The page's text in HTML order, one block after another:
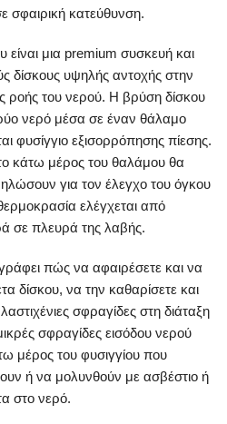
σφαιρική κατεύθυνση.
είναι μια premium συσκευή και
δίσκους υψηλής αντοχής στην
ροής του νερού. Η βρύση δίσκου
νερό μέσα σε έναν θάλαμο
φυσίγγιο εξισορρόπησης πίεσης.
κάτω μέρος του θαλάμου θα
για τον έλεγχο του όγκου
ελέγχεται από
σε πλευρά της λαβής.
πώς να αφαιρέσετε και να
δίσκου, να την καθαρίσετε και
σφραγίδες στη διάταξη
σφραγίδες εισόδου νερού
μέρος του φυσιγγίου που
ή να μολυνθούν με ασβέστιο ή
στο νερό.